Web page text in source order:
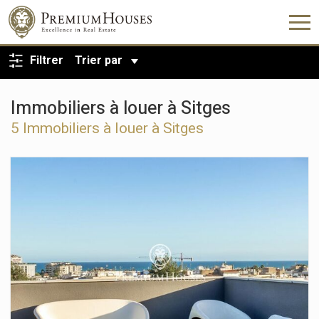
Filtrer Trier par
Immobiliers à louer à Sitges
5 Immobiliers à louer à Sitges
RETOUR À LA RECHERCHE